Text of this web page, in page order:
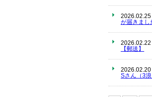
が届きまし
【郵送】
Sさん（3